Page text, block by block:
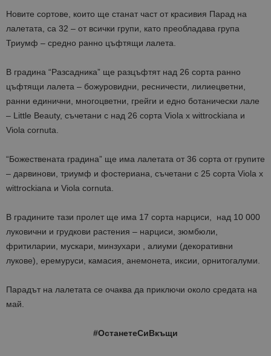
Новите сортове, които ще станат част от красивия Парад на
лалетата, са 32 – от всички групи, като преобладава група
Триумф – средно ранно цъфтящи лалета.
В градина “Разсадника” ще разцъфтят над 26 сорта ранно
цъфтящи лалета – божуровидни, ресничести, лилиецветни,
ранни единични, многоцветни, грейги и едно ботанически лале
– Little Beauty, съчетани с над 26 сорта Viola x wittrockiana и
Viola cornuta.
“Божествената градина” ще има лалетата от 36 сорта от групите
– дарвинови, триумф и фостериана, съчетани с 25 сорта Viola x
wittrockiana и Viola cornuta.
В градините тази пролет ще има 17 сорта нарциси, над 10 000
луковични и грудкови растения – нарциси, зюмбюли,
фритиларии, мускари, минзухари , алиуми (декоративни
лукове), еремуруси, камасия, анемонета, иксии, орнитогалуми.
Парадът на лалетата се очаква да приключи около средата на
май.
#ОстанетеСиВкъщи